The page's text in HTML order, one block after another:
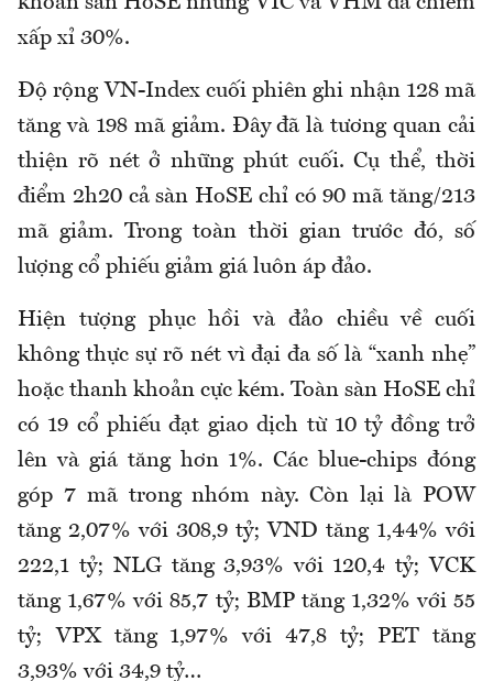
xấp xỉ 30%.
Độ rộng VN-Index cuối phiên ghi nhận 128 mã
tăng và 198 mã giảm. Đây đã là tương quan cải
thiện rõ nét ở những phút cuối. Cụ thể, thời
điểm 2h20 cả sàn HoSE chỉ có 90 mã tăng/213
mã giảm. Trong toàn thời gian trước đó, số
lượng cổ phiếu giảm giá luôn áp đảo.
Hiện tượng phục hồi và đảo chiều về cuối
không thực sự rõ nét vì đại đa số là “xanh nhẹ”
hoặc thanh khoản cực kém. Toàn sàn HoSE chỉ
có 19 cổ phiếu đạt giao dịch từ 10 tỷ đồng trở
lên và giá tăng hơn 1%. Các blue-chips đóng
góp 7 mã trong nhóm này. Còn lại là POW
tăng 2,07% với 308,9 tỷ; VND tăng 1,44% với
222,1 tỷ; NLG tăng 3,93% với 120,4 tỷ; VCK
tăng 1,67% với 85,7 tỷ; BMP tăng 1,32% với 55
tỷ; VPX tăng 1,97% với 47,8 tỷ; PET tăng
3,93% với 34,9 tỷ…